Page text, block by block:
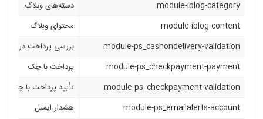
module-iblog-category
دسته‌های وبلاگ
module-iblog-content
محتوای وبلاگ
module-ps_cashondelivery-validation
بررسی پرداخت در محل
module-ps_checkpayment-payment
پرداخت با چک
module-ps_checkpayment-validation
تأیید پرداخت با چک
module-ps_emailalerts-account
هشدار ایمیل